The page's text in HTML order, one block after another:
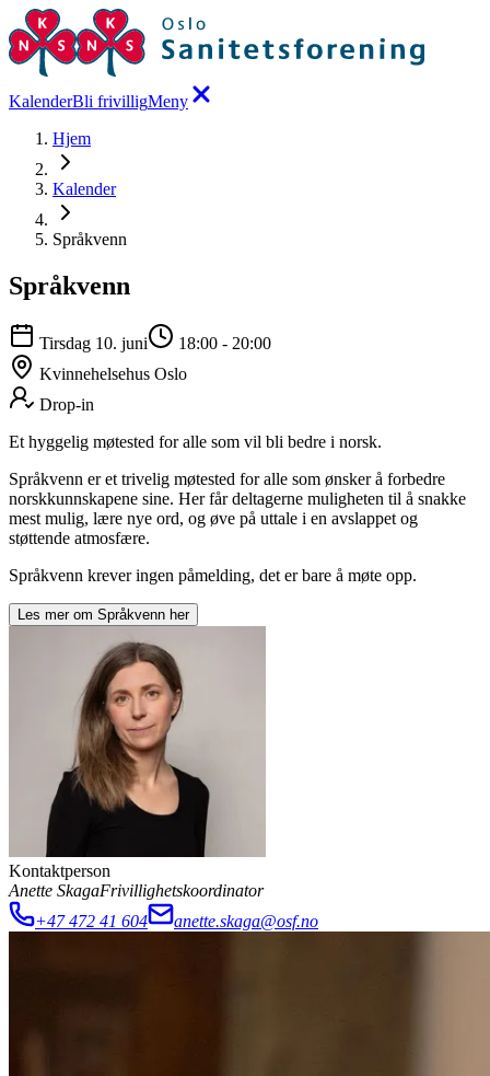
KalenderBli frivilligMeny
Hjem
Kalender
Språkvenn
Språkvenn
Tirsdag 10. juni 18:00 - 20:00
Kvinnehelsehus Oslo
Drop-in
Et hyggelig møtested for alle som vil bli bedre i norsk.
Språkvenn er et trivelig møtested for alle som ønsker å forbedre
norskkunnskapene sine. Her får deltagerne muligheten til å snakke
mest mulig, lære nye ord, og øve på uttale i en avslappet og
støttende atmosfære.
Språkvenn krever ingen påmelding, det er bare å møte opp.
Les mer om Språkvenn her
Kontaktperson
Anette SkagaFrivillighetskoordinator
+47 472 41 604
anette.skaga@osf.no